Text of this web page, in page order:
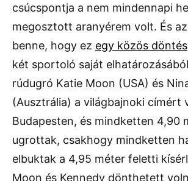
csúcspontja a nem mindennapi
megosztott aranyérem volt. És
benne, hogy ez egy közös döntés
két sportoló saját
rúdugró Katie Moon (USA) és
(Ausztrália) a világbajnoki címért
Budapesten, és mindketten 4,90
ugrottak, csakhogy mindketten
elbuktak a 4,95 méter feletti
Moon és Kennedy dönthetett